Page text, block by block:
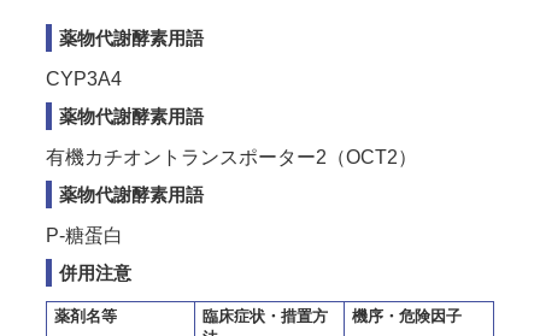
薬物代謝酵素用語
CYP3A4
薬物代謝酵素用語
有機カチオントランスポーター2（OCT2）
薬物代謝酵素用語
P-糖蛋白
併用注意
薬剤名等
臨床症状・措置方
機序・危険因子